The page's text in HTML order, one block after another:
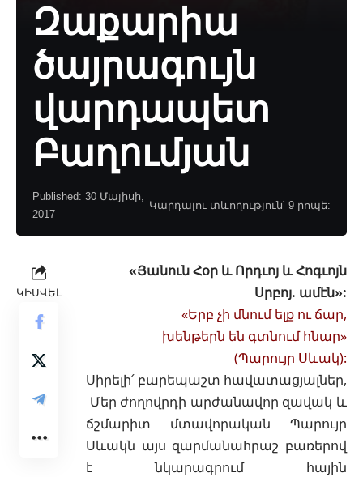
Զաքարիա
ծայրագույն
վարդապետ
Բաղումյան
Published: 30 Մայիսի,
2017
Կարդալու տևողություն՝ 9 րոպե:
ԿԻՍՎԵԼ
«Յանուն Հօր և Որդւոյ և Հոգւոյն
Սրբոյ. ամէն»:
«Երբ չի մնում ելք ու ճար,
խենթերն են գտնում հնար»
(Պարույր Սևակ):
Սիրելի՛ բարեպաշտ հավատացյալներ,
Մեր ժողովրդի արժանավոր զավակ և
ճշմարիտ մտավորական Պարույր
Սևակն այս զարմանահրաշ բառերով
է նկարագրումհային